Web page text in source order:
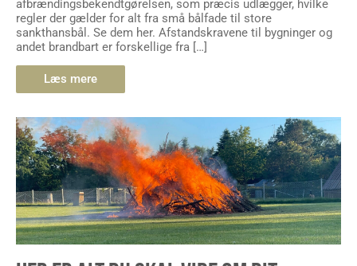
afbrændingsbekendtgørelsen, som præcis udlægger, hvilke
regler der gælder for alt fra små bålfade til store
sankthansbål. Se dem her. Afstandskravene til bygninger og
andet brandbart er forskellige fra […]
Læs mere